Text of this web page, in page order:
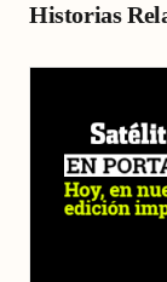
Historias